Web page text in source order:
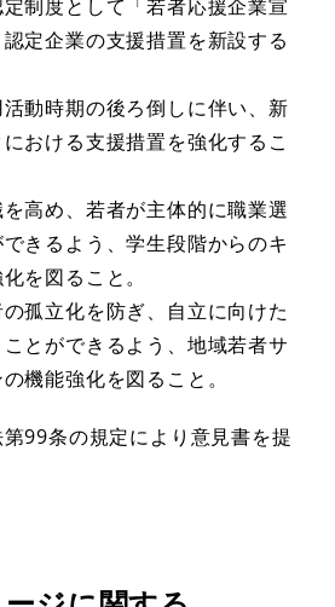
制度として「若者応援企業宣
定企業の支援措置を新設する
動時期の後ろ倒しに伴い、新
おける支援措置を強化するこ
高め、若者が主体的に職業選
きるよう、学生段階からのキ
を図ること。
孤立化を防ぎ、自立に向けた
とができるよう、地域若者サ
機能強化を図ること。
99条の規定により意見書を提